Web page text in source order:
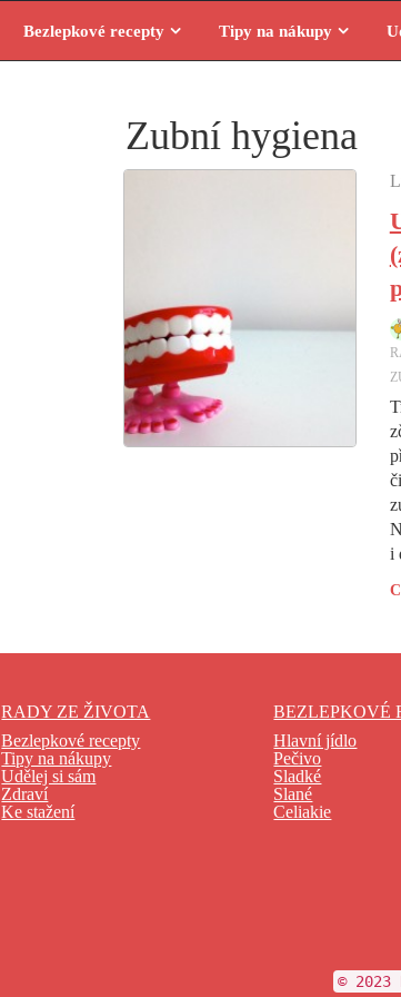
Bezlepkové recepty Tipy na nákupy
Zubní hygiena
i
RADY ZE ŽIVOTA
Bezlepkové recepty
Tipy na nákupy
Udělej si sám
Zdraví
Ke stažení
BEZLEPKOVÉ
Hlavní jídlo
Pečivo
Sladké
Slané
Celiakie
© 2023